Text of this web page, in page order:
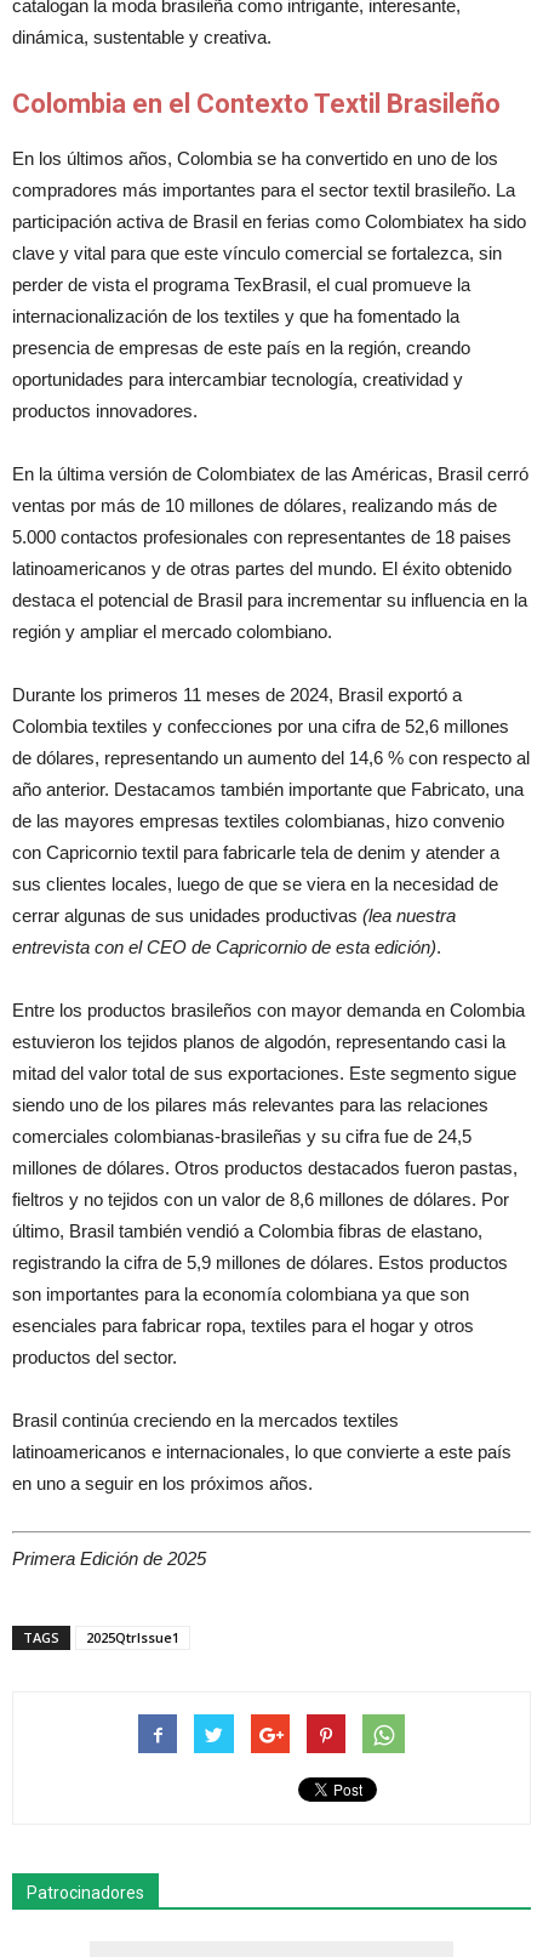
catalogan la moda brasileña como intrigante, interesante,
dinámica, sustentable y creativa.
Colombia en el Contexto Textil Brasileño
En los últimos años, Colombia se ha convertido en uno de los
compradores más importantes para el sector textil brasileño. La
participación activa de Brasil en ferias como Colombiatex ha sido
clave y vital para que este vínculo comercial se fortalezca, sin
perder de vista el programa TexBrasil, el cual promueve la
internacionalización de los textiles y que ha fomentado la
presencia de empresas de este país en la región, creando
oportunidades para intercambiar tecnología, creatividad y
productos innovadores.
En la última versión de Colombiatex de las Américas, Brasil cerró
ventas por más de 10 millones de dólares, realizando más de
5.000 contactos profesionales con representantes de 18 paises
latinoamericanos y de otras partes del mundo. El éxito obtenido
destaca el potencial de Brasil para incrementar su influencia en la
región y ampliar el mercado colombiano.
Durante los primeros 11 meses de 2024, Brasil exportó a
Colombia textiles y confecciones por una cifra de 52,6 millones
de dólares, representando un aumento del 14,6 % con respecto al
año anterior. Destacamos también importante que Fabricato, una
de las mayores empresas textiles colombianas, hizo convenio
con Capricornio textil para fabricarle tela de denim y atender a
sus clientes locales, luego de que se viera en la necesidad de
cerrar algunas de sus unidades productivas (lea nuestra
entrevista con el CEO de Capricornio de esta edición).
Entre los productos brasileños con mayor demanda en Colombia
estuvieron los tejidos planos de algodón, representando casi la
mitad del valor total de sus exportaciones. Este segmento sigue
siendo uno de los pilares más relevantes para las relaciones
comerciales colombianas-brasileñas y su cifra fue de 24,5
millones de dólares. Otros productos destacados fueron pastas,
fieltros y no tejidos con un valor de 8,6 millones de dólares. Por
último, Brasil también vendió a Colombia fibras de elastano,
registrando la cifra de 5,9 millones de dólares. Estos productos
son importantes para la economía colombiana ya que son
esenciales para fabricar ropa, textiles para el hogar y otros
productos del sector.
Brasil continúa creciendo en la mercados textiles
latinoamericanos e internacionales, lo que convierte a este país
en uno a seguir en los próximos años.
Primera Edición de 2025
TAGS 2025QtrIssue1
Patrocinadores